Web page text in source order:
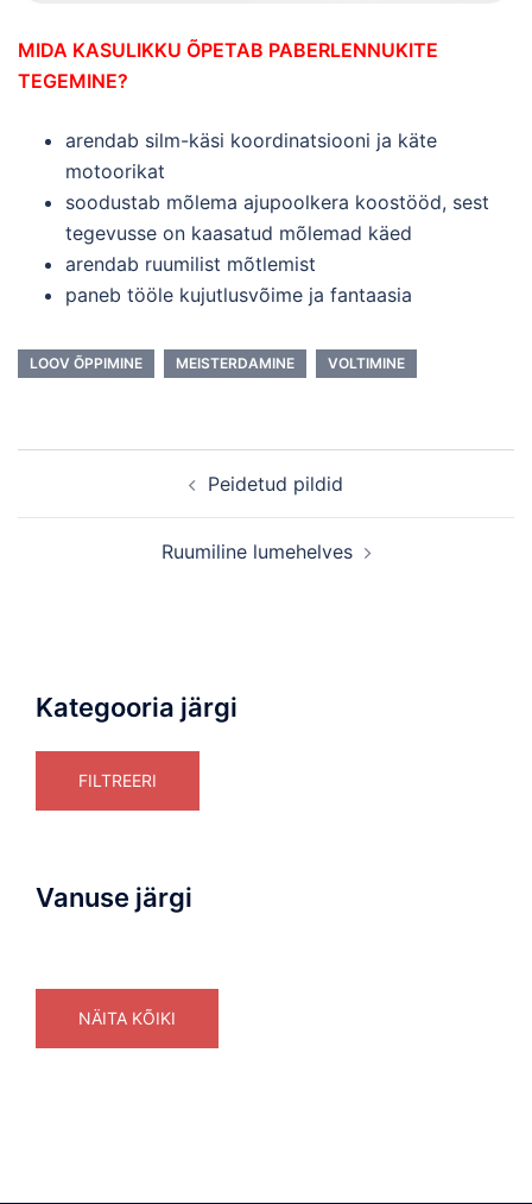
MIDA KASULIKKU ÕPETAB PABERLENNUKITE
TEGEMINE?
arendab silm-käsi koordinatsiooni ja käte
motoorikat
soodustab mõlema ajupoolkera koostööd, sest
tegevusse on kaasatud mõlemad käed
arendab ruumilist mõtlemist
paneb tööle kujutlusvõime ja fantaasia
LOOV ÕPPIMINE MEISTERDAMINE VOLTIMINE
Peidetud pildid
Ruumiline lumehelves
Kategooria järgi
FILTREERI
Vanuse järgi
NÄITA KÕIKI